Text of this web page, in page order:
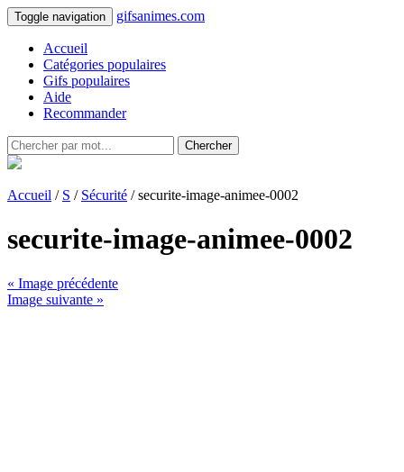
Toggle navigation gifsanimes.com
Accueil
Catégories populaires
Gifs populaires
Aide
Recommander
Chercher
Accueil / S / Sécurité / securite-image-animee-0002
securite-image-animee-0002
« Image précédente
Image suivante »